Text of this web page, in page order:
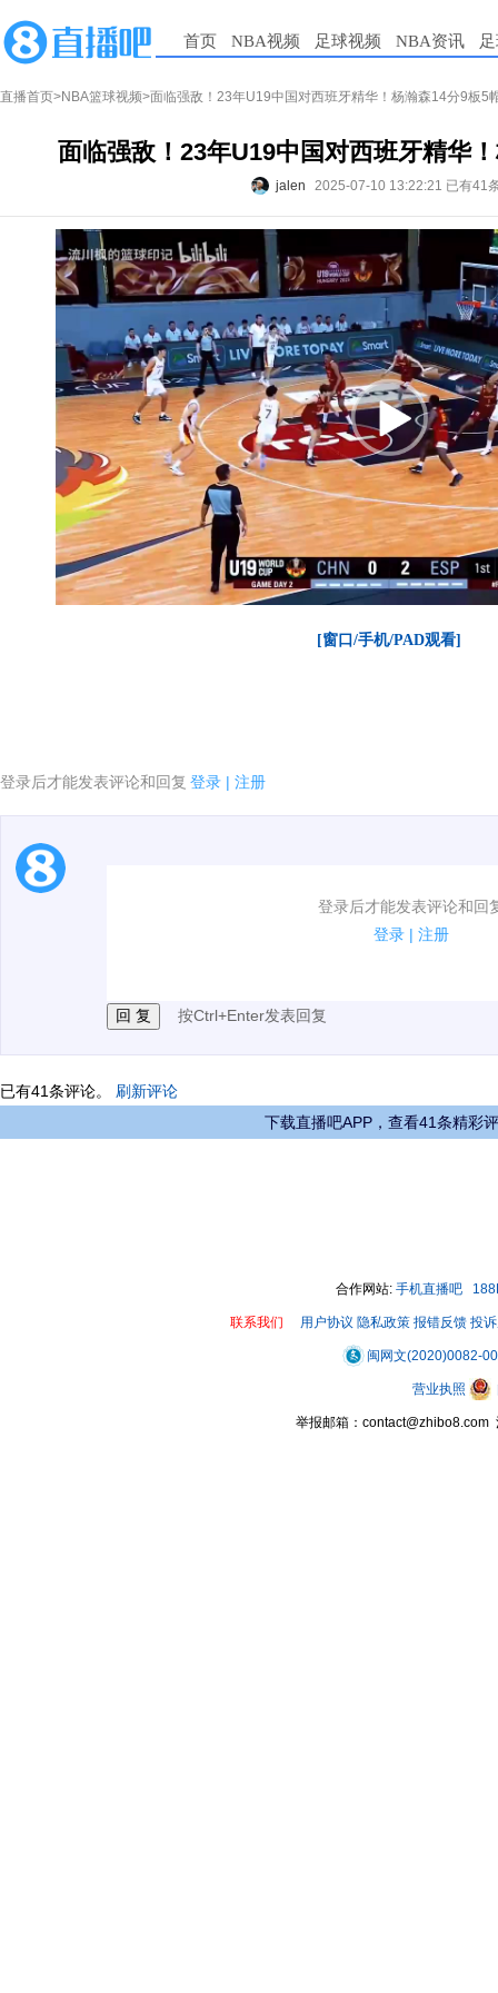
首页 NBA视频 足球视频 NBA资讯
直播首页>NBA篮球视频>面临强敌！23年U19中国对西班牙精华！杨瀚森14分9板5
面临强敌！23年U19中国对西班牙精华
jalen 2025-07-10 13:22:21 已有41
[窗口/手机/PAD观看]
登录后才能发表评论和回复 登录 | 注册
登录后才能发表评论和回
登录 | 注册
1.电脑端新用户可以发表评论了！
按Ctrl+Enter发表回复
已有41条评论。 刷新评论
下载直播吧APP，查看41条精彩
合作网站: 手机直播吧
联系我们 用户协议 隐私政策 报错反馈 投
闽网文(2020)0082-
营业执照
举报邮箱：